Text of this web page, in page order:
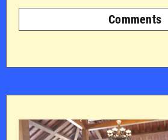
Comments